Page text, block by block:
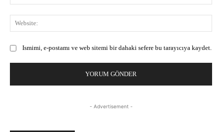
Ismimi, e-postamı ve web sitemi bir dahaki sefere bu tarayıcıya kaydet.
- Advertisement -